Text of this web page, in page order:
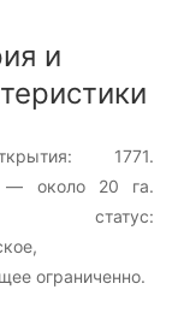
и
1771.
— около 20 га.
статус:
ограниченно.